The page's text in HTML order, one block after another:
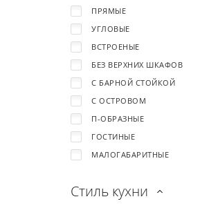
ПРЯМЫЕ
УГЛОВЫЕ
ВСТРОЕНЫЕ
БЕЗ ВЕРХНИХ ШКАФОВ
С БАРНОЙ СТОЙКОЙ
С ОСТРОВОМ
П-ОБРАЗНЫЕ
ГОСТИНЫЕ
МАЛОГАБАРИТНЫЕ
Стиль кухни